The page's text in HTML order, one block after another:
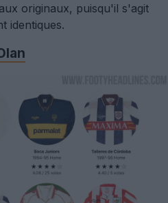
originaux, puisqu'il s'agit
identiques.